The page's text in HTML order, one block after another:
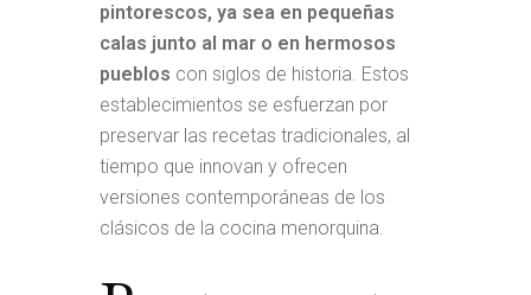
pintorescos, ya sea en pequeñas
calas junto al mar o en hermosos
pueblos con siglos de historia. Estos
establecimientos se esfuerzan por
preservar las recetas tradicionales, al
tiempo que innovan y ofrecen
versiones contemporáneas de los
clásicos de la cocina menorquina.